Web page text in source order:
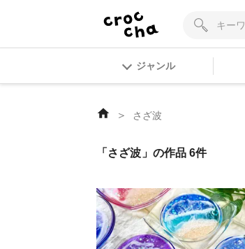
ジャンル
＞ さざ波
「さざ波」の作品 6件